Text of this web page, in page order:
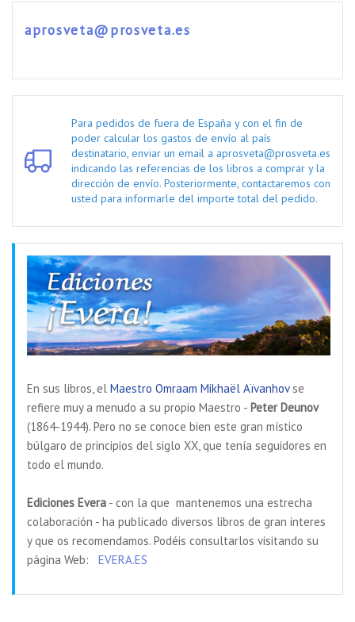
aprosveta@prosveta.es
Para pedidos de fuera de España y con el fin de
poder calcular los gastos de envío al país
destinatario, enviar un email a aprosveta@prosveta.es
indicando las referencias de los libros a comprar y la
dirección de envío. Posteriormente, contactaremos con
usted para informarle del importe total del pedido.
En sus libros, el Maestro Omraam Mikhaël Aïvanhovse
refiere muy a menudo a su propio Maestro - Peter Deunov
(1864-1944). Pero no se conoce bien este gran místico
búlgaro de principios del siglo XX, que tenía seguidores en
todo el mundo.
Ediciones Evera - con la que mantenemos una estrecha
colaboración - ha publicado diversos libros de gran interes
y que os recomendamos. Podéis consultarlos visitando su
página Web: EVERA.ES